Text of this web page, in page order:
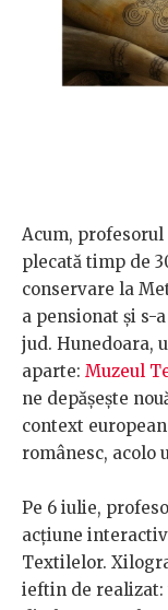
Acum, profesorul
plecată timp de
conservare la
a pensionat și s-
jud. Hunedoara,
aparte: Muzeul
ne depășește
context
românesc, acolo
Pe 6 iulie,
acțiune
Textilelor.
ieftin de realizat: